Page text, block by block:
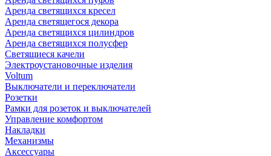
Аренда светящихся кресел
Аренда светящегося декора
Аренда светящихся цилиндров
Аренда светящихся полусфер
Светящиеся качели
Электроустановочные изделия
Voltum
Выключатели и переключатели
Розетки
Рамки для розеток и выключателей
Управление комфортом
Накладки
Механизмы
Аксессуары